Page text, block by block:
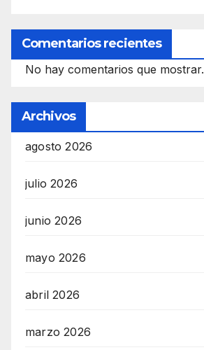
Comentarios recientes
No hay comentarios que mostrar.
Archivos
agosto 2026
julio 2026
junio 2026
mayo 2026
abril 2026
marzo 2026